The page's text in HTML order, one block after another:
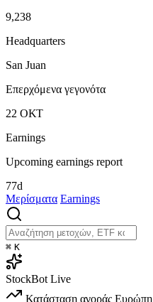
9,238
Headquarters
San Juan
Επερχόμενα γεγονότα
22 ΟΚΤ
Earnings
Upcoming earnings report
77d
Μερίσματα Earnings
⌘ K
StockBot Live
Κατάσταση αγοράς Ευρώπη